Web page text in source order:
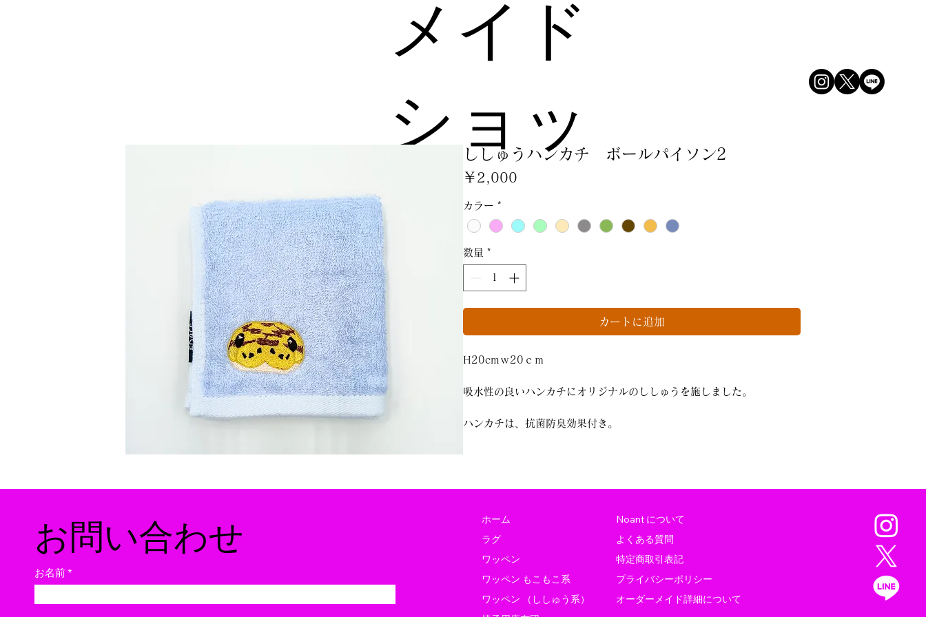
メイド
ショッ
ししゅうハンカチ ボールパイソン2
￥2,000
カラー *
数量 *
カートに追加
H20cmｗ20ｃｍ
吸水性の良いハンカチにオリジナルのししゅうを施しました。
ハンカチは、抗菌防臭効果付き。
​お問い合わせ
お名前
Noant について
よくある質問
特定商取引表記
プライバシーポリシー
オーダーメイド詳細について
ホーム
ラグ
ワッペン
ワッペン もこもこ系
ワッペン （ししゅう系）